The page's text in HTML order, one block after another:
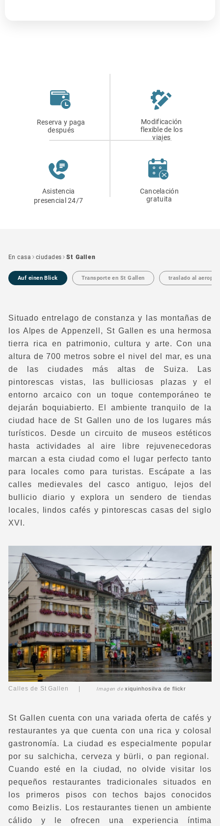
Reserva y paga
después
Modificación
flexible de los
viajes
Cancelación
gratuita
Asistencia
presencial 24/7
En casa ciudades St Gallen
Auf einen Blick Transporte en St Gallen traslado al
Situado entre lago de constanza y las montañasde
los Alpes de Appenzell, St Gallen es una hermosa
tierra rica en patrimonio, cultura y arte. Con una
altura de 700 metros sobre el nivel del mar, es una
de las ciudades más altas de Suiza. Las
pintorescas vistas, las bulliciosas plazas y el
entorno arcaico con un toque contemporáneo te
dejarán boquiabierto. El ambiente tranquilo de la
ciudad hace de St Gallen uno de los lugares más
turísticos. Desde un circuito de museos estéticos
hasta actividades al aire libre rejuvenecedoras
marcan a esta ciudad como el lugar perfecto tanto
para locales como para turistas. Escápate a las
calles medievales del casco antiguo, lejos del
bullicio diario y explora un sendero de tiendas
locales, lindos cafés y pintorescas casas del siglo
XVI.
Calles de St Gallen | Imagen dexiquinhosilva de flickr
St Gallen cuenta con una variada oferta de cafés y
restaurantes ya que cuenta con una rica y colosal
gastronomía. La ciudad es especialmente popular
por su salchicha, cerveza y bürli, o pan regional.
Cuando esté en la ciudad, no olvide visitar los
pequeños restaurantes tradicionales situados en
los primeros pisos con techos bajos conocidos
como Beizlis. Los restaurantes tienen un ambiente
cálido y le ofrecen una experiencia íntima